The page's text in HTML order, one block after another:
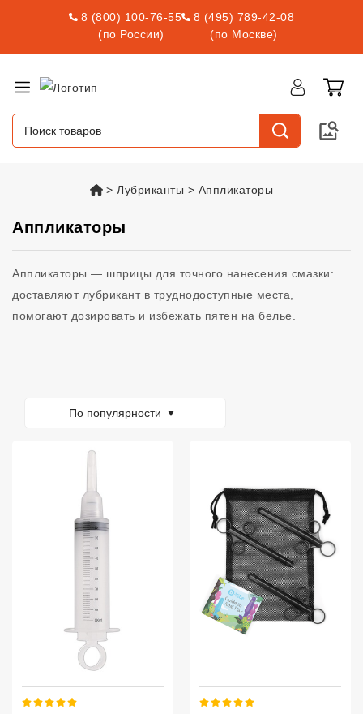
8 (800) 100-76-55
(по России)
8 (495) 789-42-08
(по Москве)
vsexshop.ru
Лубриканты Аппликаторы
Аппликаторы
Аппликаторы — шприцы для точного нанесения смазки:
доставляют лубрикант в труднодоступные места,
помогают дозировать и избежать пятен на белье.
По популярности